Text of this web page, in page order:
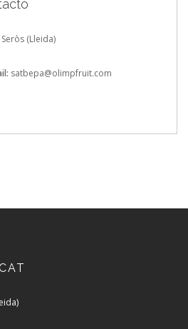
(Lleida)
satbepa@olimpfruit.com